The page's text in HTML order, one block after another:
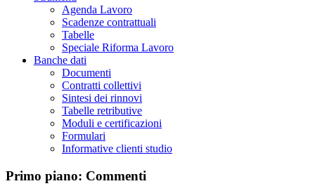
Agenda Lavoro
Scadenze contrattuali
Tabelle
Speciale Riforma Lavoro
Banche dati
Documenti
Contratti collettivi
Sintesi dei rinnovi
Tabelle retributive
Moduli e certificazioni
Formulari
Informative clienti studio
Primo piano: Commenti